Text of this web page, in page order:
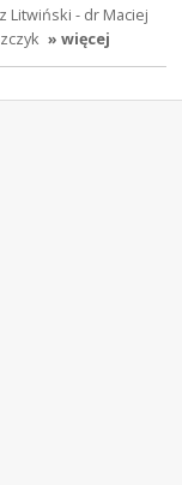
Litwiński - dr Maciej
» więcej